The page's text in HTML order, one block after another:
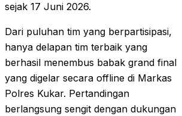
sejak 17 Juni 2026.
Dari puluhan tim yang berpartisipasi,
hanya delapan tim terbaik yang
berhasil menembus babak grand final
yang digelar secara offline di Markas
Polres Kukar. Pertandingan
berlangsung sengit dengan dukungan